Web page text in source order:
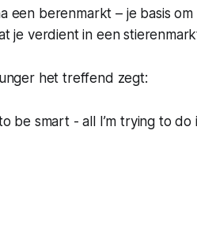
een berenmarkt – je basis
je verdient in een
het treffend zegt:
be smart - all I’m trying to